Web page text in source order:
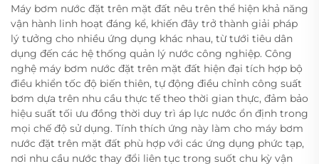
Máy bơm nước đặt trên mặt đất nêu trên thể hiện khả năng
vận hành linh hoạt đáng kể, khiến đây trở thành giải pháp
lý tưởng cho nhiều ứng dụng khác nhau, từ tưới tiêu dân
dụng đến các hệ thống quản lý nước công nghiệp. Công
nghệ máy bơm nước đặt trên mặt đất hiện đại tích hợp bộ
điều khiển tốc độ biến thiên, tự động điều chỉnh công suất
bơm dựa trên nhu cầu thực tế theo thời gian thực, đảm bảo
hiệu suất tối ưu đồng thời duy trì áp lực nước ổn định trong
mọi chế độ sử dụng. Tính thích ứng này làm cho máy bơm
nước đặt trên mặt đất phù hợp với các ứng dụng phức tạp,
nơi nhu cầu nước thay đổi liên tục trong suốt chu kỳ vận